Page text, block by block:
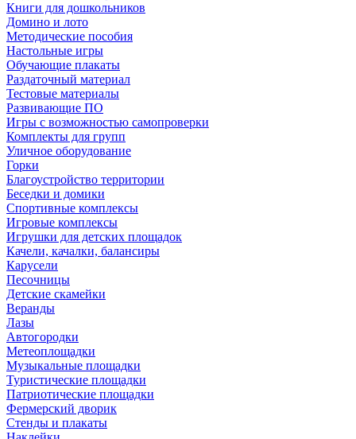
Книги для дошкольников
Домино и лото
Методические пособия
Настольные игры
Обучающие плакаты
Раздаточный материал
Тестовые материалы
Развивающие ПО
Игры с возможностью самопроверки
Комплекты для групп
Уличное оборудование
Горки
Благоустройство территории
Беседки и домики
Спортивные комплексы
Игровые комплексы
Игрушки для детских площадок
Качели, качалки, балансиры
Карусели
Песочницы
Детские скамейки
Веранды
Лазы
Автогородки
Метеоплощадки
Музыкальные площадки
Туристические площадки
Патриотические площадки
Фермерский дворик
Стенды и плакаты